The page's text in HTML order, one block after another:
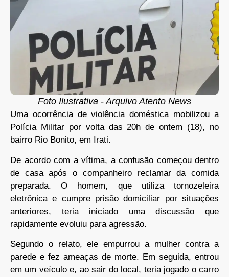
Foto Ilustrativa - Arquivo Atento News
Uma ocorrência de violência doméstica mobilizou a
Polícia Militar por volta das 20h de ontem (18), no
bairro Rio Bonito, em Irati.
De acordo com a vítima, a confusão começou dentro
de casa após o companheiro reclamar da comida
preparada. O homem, que utiliza tornozeleira
eletrônica e cumpre prisão domiciliar por situações
anteriores, teria iniciado uma discussão que
rapidamente evoluiu para agressão.
Segundo o relato, ele empurrou a mulher contra a
parede e fez ameaças de morte. Em seguida, entrou
em um veículo e, ao sair do local, teria jogado o carro